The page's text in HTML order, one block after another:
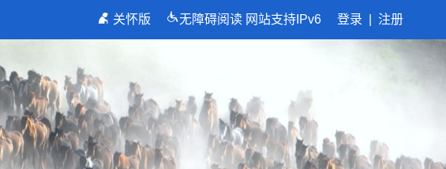
关怀版 无障碍阅读 网站支持IPv6 登录 注册